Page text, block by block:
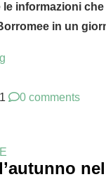
le informazioni
in un
0 comments